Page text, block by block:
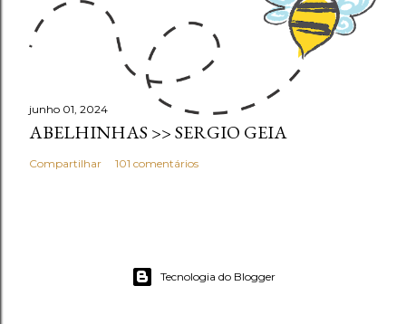
junho 01, 2024
ABELHINHAS >> SERGIO GEIA
Compartilhar 101 comentários
Tecnologia do Blogger